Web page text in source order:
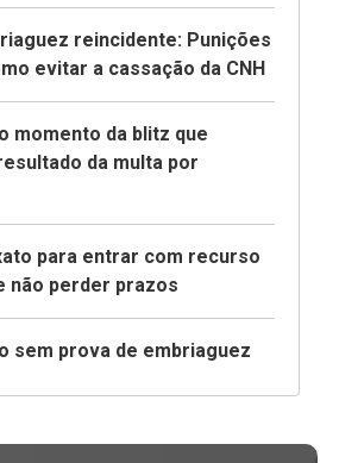
reincidente: Punições
evitar a cassação da CNH
momento da blitz que
da multa por
para entrar com recurso
não perder prazos
sem prova de embriaguez